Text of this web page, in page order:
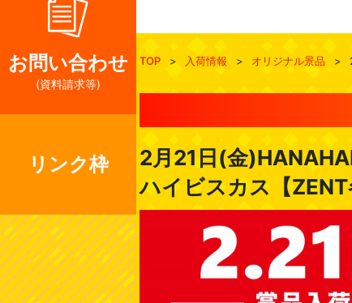
お問い合わせ
(資料請求等)
リンク枠
TOP > 入荷情報 > オリジナル景品 >
2月21日(金
ハイビスカス【ZENT